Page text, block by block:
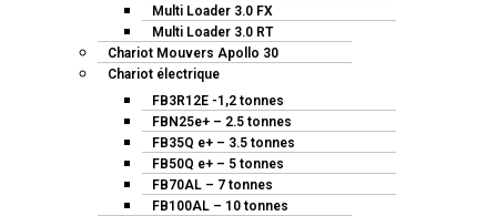
Multi Loader 3.0 FX
Multi Loader 3.0 RT
Chariot Mouvers Apollo 30
Chariot électrique
FB3R12E -1,2 tonnes
FBN25e+ – 2.5 tonnes
FB35Q e+ – 3.5 tonnes
FB50Q e+ – 5 tonnes
FB70AL – 7 tonnes
FB100AL – 10 tonnes